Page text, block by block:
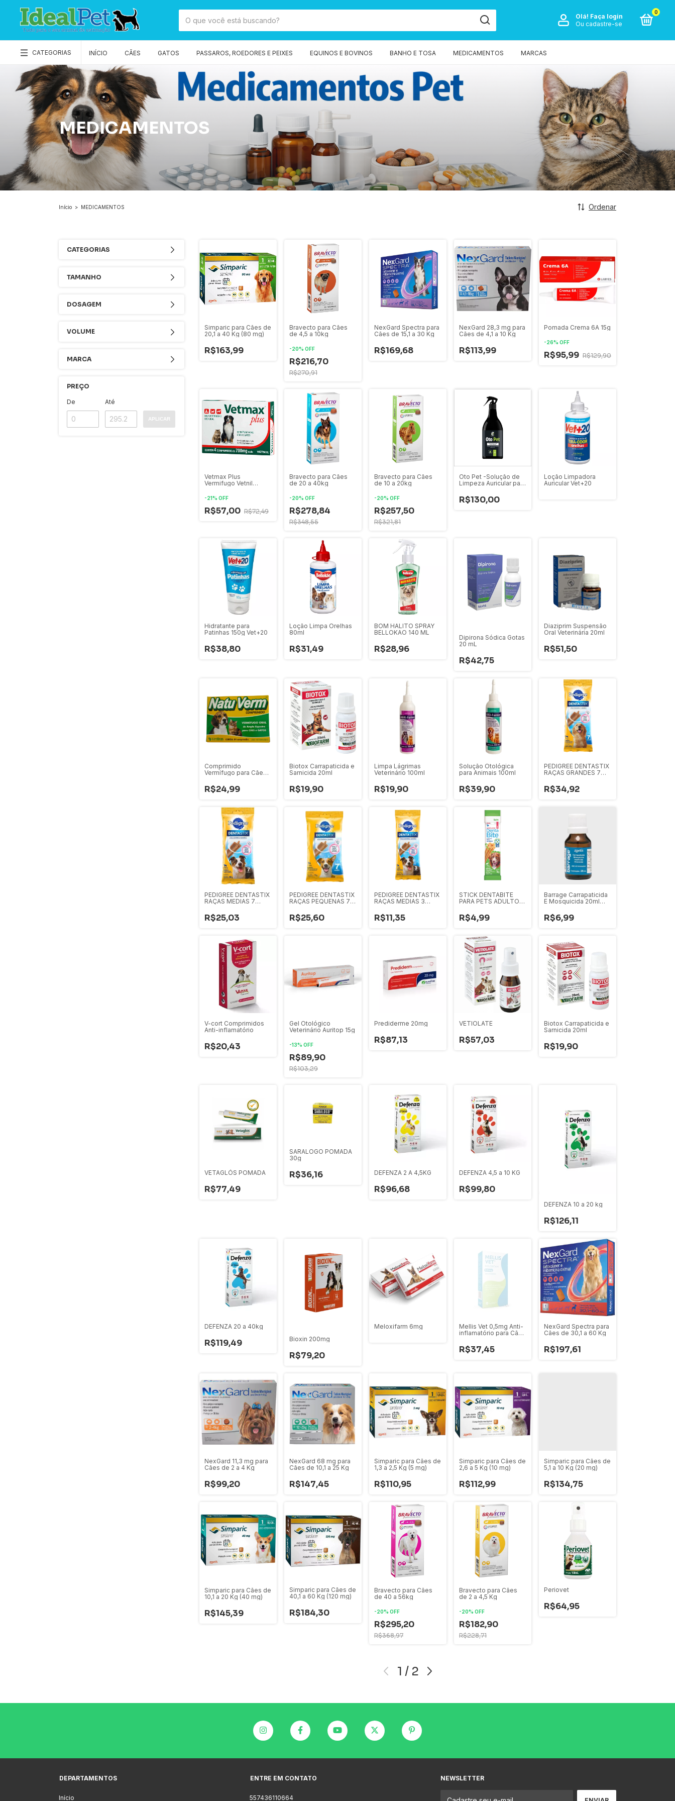
Olá! Faça login
Ou cadastre-se
0
CATEGORIAS INÍCIO CÃES GATOS PASSAROS, ROEDORES E PEIXES EQUINOS E BOVINOS BANHO E TOSA MEDICAMENTOS MARCAS
MEDICAMENTOS
Início > MEDICAMENTOS Ordenar
CATEGORIAS
TAMANHO
DOSAGEM
VOLUME
MARCA
PREÇO
De Até
APLICAR
Simparic para Cães de
20,1 a 40 Kg (80 mg)
R$163,99
Bravecto para Cães
de 4,5 a 10kg
-20% OFF
R$216,70
R$270,91
NexGard Spectra para
Cães de 15,1 a 30 Kg
R$169,68
NexGard 28,3 mg para
Cães de 4,1 a 10 Kg
R$113,99
Pomada Crema 6A 15g
-26% OFF
R$95,99 R$129,90
Vetmax Plus
Vermifugo Vetnil
Animal
-21% OFF
R$57,00 R$72,49
Bravecto para Cães
de 20 a 40kg
-20% OFF
R$278,84
R$348,55
Bravecto para Cães
de 10 a 20kg
-20% OFF
R$257,50
R$321,81
Oto Pet -Solução de
Limpeza Auricular para
R$130,00
Loção Limpadora
Auricular Vet+20
Hidratante para
Patinhas 150g Vet+20
R$38,80
Loção Limpa Orelhas
80ml
R$31,49
BOM HALITO SPRAY
BELLOKAO 140 ML
R$28,96
Dipirona Sódica Gotas
20 mL
R$42,75
Diaziprim Suspensão
Oral Veterinária 20ml
R$51,50
Comprimido
Vermífugo para Cães
R$24,99
Biotox Carrapaticida e
Sarnicida 20ml
R$19,90
Limpa Lágrimas
Veterinário 100ml
R$19,90
Solução Otológica
para Animais 100ml
R$39,90
PEDIGREE DENTASTIX
RAÇAS GRANDES 7
R$34,92
PEDIGREE DENTASTIX
RAÇAS MEDIAS 7
R$25,03
PEDIGREE DENTASTIX
RAÇAS PEQUENAS 7
R$25,60
PEDIGREE DENTASTIX
RAÇAS MEDIAS 3
R$11,35
STICK DENTABITE
PARA PETS ADULTOS
MÉDIAS 16G
R$4,99
Barrage Carrapaticida
E Mosquicida 20ml
R$6,99
V-cort Comprimidos
Anti-inflamatório
R$20,43
Gel Otológico
Veterinário Auritop 15g
-13% OFF
R$89,90
R$103,29
Prediderme 20mg
R$87,13
VETIOLATE
R$57,03
Biotox Carrapaticida e
Sarnicida 20ml
R$19,90
VETAGLÓS POMADA
R$77,49
SARALOGO POMADA
30g
R$36,16 DEFENZA 2 A 4,5KG
R$96,68
DEFENZA 4,5 a 10 KG
R$99,80
DEFENZA 10 a 20 kg
R$126,11
DEFENZA 20 a 40kg
R$119,49 Bioxin 200mg
R$79,20
Meloxifarm 6mg
Mellis Vet 0,5mg Anti-
inflamatório para Cães
R$37,45
NexGard Spectra para
Cães de 30,1 a 60 Kg
R$197,61
NexGard 11,3 mg para
Cães de 2 a 4 Kg
R$99,20
NexGard 68 mg para
Cães de 10,1 a 25 Kg
R$147,45
Simparic para Cães de
1,3 a 2,5 Kg (5 mg)
R$110,95
Simparic para Cães de
2,6 a 5 Kg (10 mg)
R$112,99
Simparic para Cães de
5,1 a 10 Kg (20 mg)
R$134,75
Simparic para Cães de
10,1 a 20 Kg (40 mg)
R$145,39
Simparic para Cães de
40,1 a 60 Kg (120 mg)
R$184,30
Bravecto para Cães
de 40 a 56kg
-20% OFF
R$295,20
R$368,97
Bravecto para Cães
de 2 a 4,5 Kg
-20% OFF
R$182,90
R$228,71
Periovet
R$64,95
1 / 2
DEPARTAMENTOS
Início
ENTRE EM CONTATO
557436110664
NEWSLETTER